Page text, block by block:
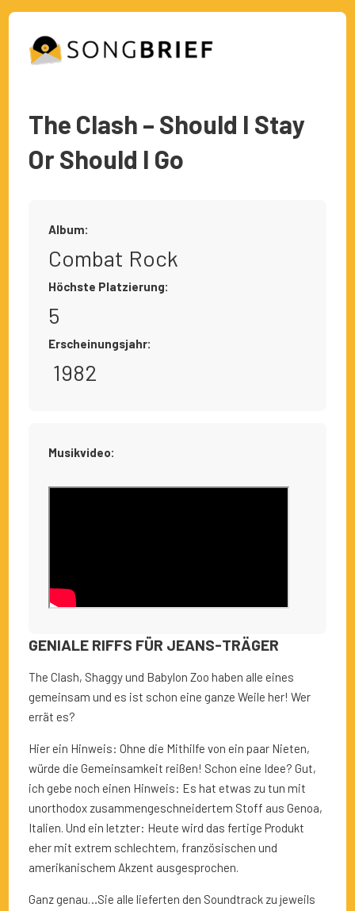
The Clash – Should I Stay
Or Should I Go
Album:
Combat Rock
Höchste Platzierung:
5
Erscheinungsjahr:
1982
Musikvideo:
GENIALE RIFFS FÜR JEANS-TRÄGER
The Clash, Shaggy und Babylon Zoo haben alle eines
gemeinsam und es ist schon eine ganze Weile her! Wer
errät es?
Hier ein Hinweis: Ohne die Mithilfe von ein paar Nieten,
würde die Gemeinsamkeit reißen! Schon eine Idee? Gut,
ich gebe noch einen Hinweis: Es hat etwas zu tun mit
unorthodox zusammengeschneidertem Stoff aus Genoa,
Italien. Und ein letzter: Heute wird das fertige Produkt
eher mit extrem schlechtem, französischen und
amerikanischem Akzent ausgesprochen.
Ganz genau…Sie alle lieferten den Soundtrack zu jeweils